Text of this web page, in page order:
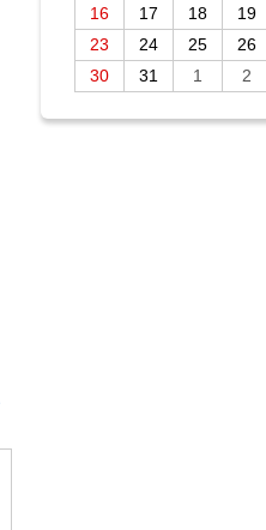
16
17 18 19
23
24 25 26
30
31 1 2